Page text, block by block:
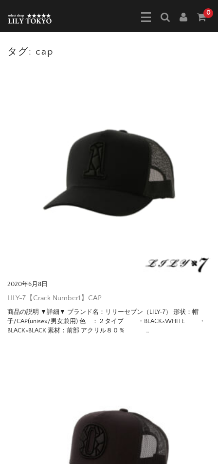
0
タグ: cap
2020年6月8日
LILY-7【Crack Number1】CAP
商品の説明 ▼詳細▼ ブランド名：リリーセブン（LILY-7） 形状：帽
子/CAP(unisex/男女兼用) 色 ：２タイプ ・BLACK×WHITE ・
BLACK×BLACK 素材：前部 アクリル８０％ …